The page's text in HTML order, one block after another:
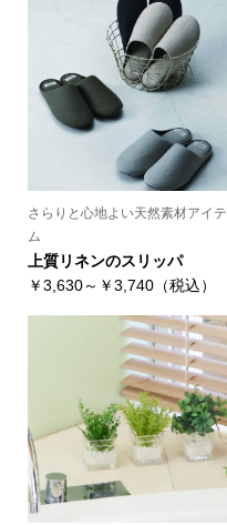
さらりと心地よい天然素材アイテ
ム
上質リネンのスリッパ
￥3,630～￥3,740（税込）